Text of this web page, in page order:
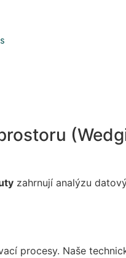
zahrnují analýzu
procesy. Naše